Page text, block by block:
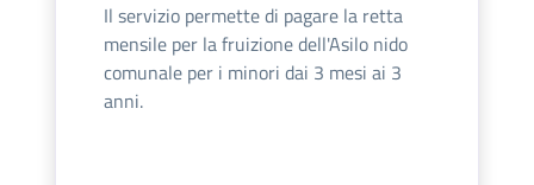
Il servizio permette di pagare la retta
mensile per la fruizione dell'Asilo nido
comunale per i minori dai 3 mesi ai 3
anni.